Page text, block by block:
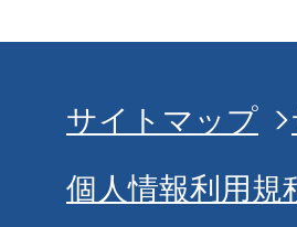
サイトマップ
個人情報利用規